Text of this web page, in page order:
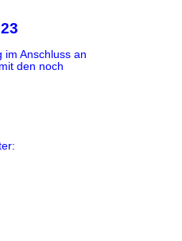
im Anschluss an
den noch